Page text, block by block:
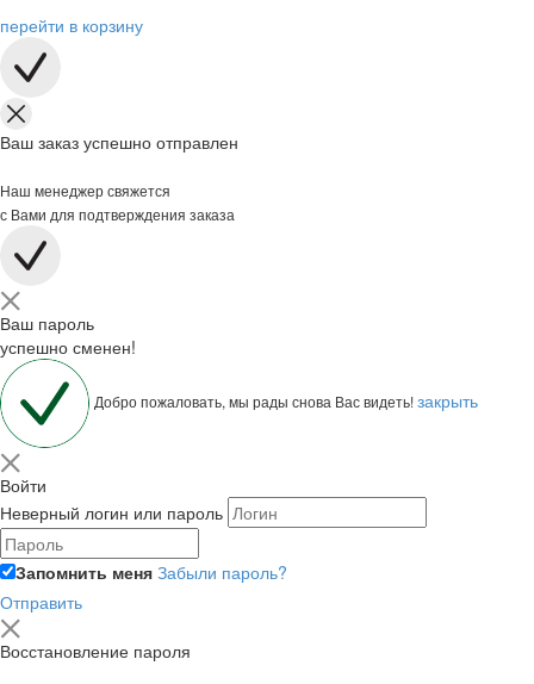
перейти в корзину
Ваш заказ успешно отправлен
Наш менеджер свяжется
с Вами для подтверждения заказа
Ваш пароль
успешно сменен!
Добро пожаловать, мы рады снова Вас видеть!закрыть
Войти
Неверный логин или пароль
Запомнить меня Забыли пароль?
Отправить
Восстановление пароля